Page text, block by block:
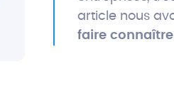
article nous
faire